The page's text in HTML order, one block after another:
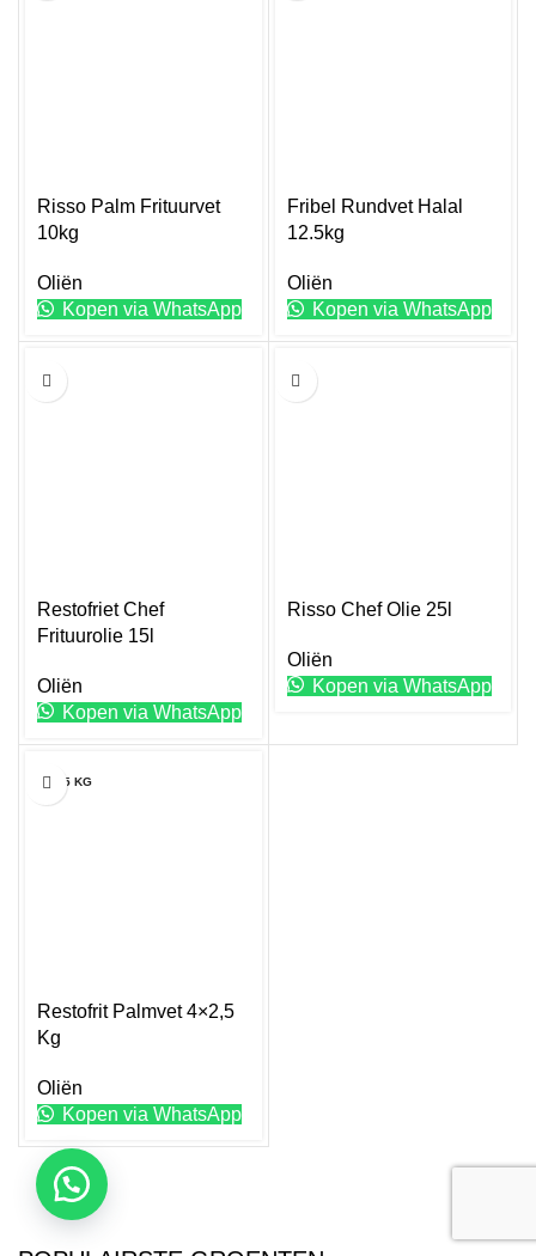
Risso Palm Frituurvet
10kg
Oliën
Kopen via WhatsApp
Fribel Rundvet Halal
12.5kg
Oliën
Kopen via WhatsApp
15L
Restofriet Chef
Frituurolie 15l
Oliën
Kopen via WhatsApp
25L
Risso Chef Olie 25l
Oliën
Kopen via WhatsApp
4X2.5 KG
Restofrit Palmvet 4×2,5
Kg
Oliën
Kopen via WhatsApp